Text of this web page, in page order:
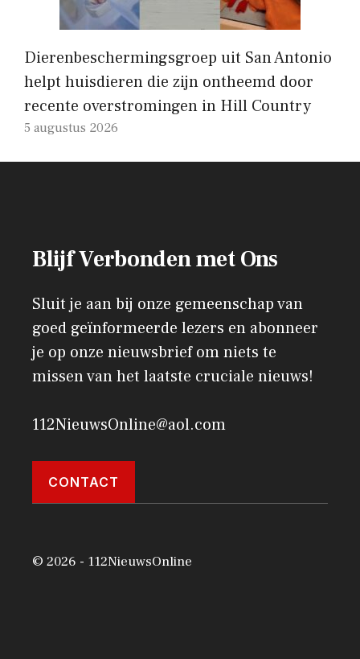
Dierenbeschermingsgroep uit San Antonio
helpt huisdieren die zijn ontheemd door
recente overstromingen in Hill Country
5 augustus 2026
Blijf Verbonden met Ons
Sluit je aan bij onze gemeenschap van
goed geïnformeerde lezers en abonneer
je op onze nieuwsbrief om niets te
missen van het laatste cruciale nieuws!
112NieuwsOnline@aol.com
CONTACT
© 2026 - 112NieuwsOnline